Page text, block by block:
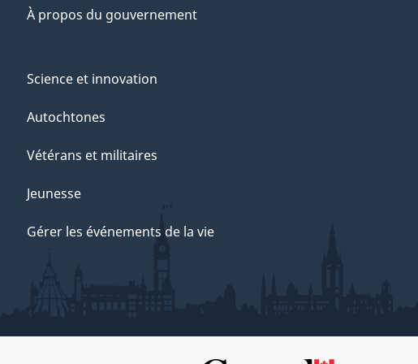
À propos du gouvernement
Science et innovation
Autochtones
Vétérans et militaires
Jeunesse
Gérer les événements de la vie